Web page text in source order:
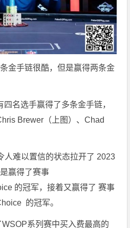
金手链很酷，但是赢得两条金
名选手赢得了多条金手链，
Brewer（上图）、Chad
人难以置信的状态拉开了 2023
赢得了赛事
的冠军，接着又赢得了 赛事
的冠军。
系列赛中买入费最高的